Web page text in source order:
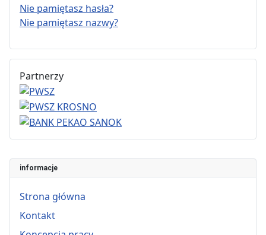
informacje
Strona główna
Kontakt
Nie pamiętasz hasła?
Nie pamiętasz nazwy?
Partnerzy